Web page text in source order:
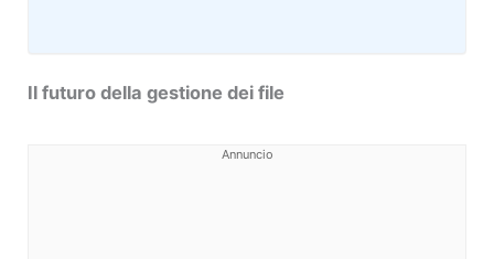
Il futuro della gestione dei file
Annuncio